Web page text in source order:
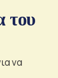
του
να